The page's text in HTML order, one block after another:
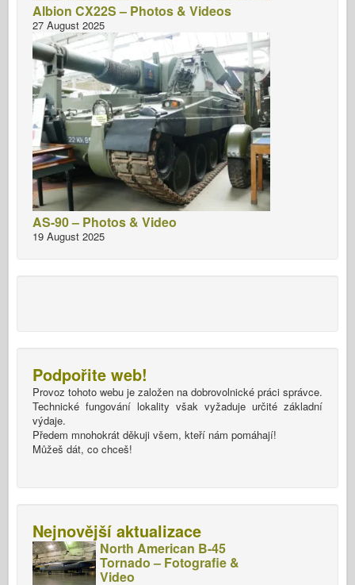
Albion CX22S – Photos & Videos
27 August 2025
AS-90 – Photos & Video
19 August 2025
Podpořite web!
Provoz tohoto webu je založen na dobrovolnické práci správce.
Technické fungování lokality však vyžaduje určité základní
výdaje.
Předem mnohokrát děkuji všem, kteří nám pomáhají!
Můžeš dát, co chceš!
Nejnovější aktualizace
North American B-45
Tornado – Fotografie &
Video